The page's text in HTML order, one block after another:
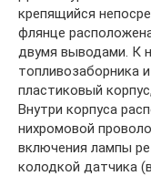
крепящийся
флянце
двумя выводами. К
топливозаборника
пластиковый
Внутри корпуса
нихромовой
включения лампы
колодкой датчика